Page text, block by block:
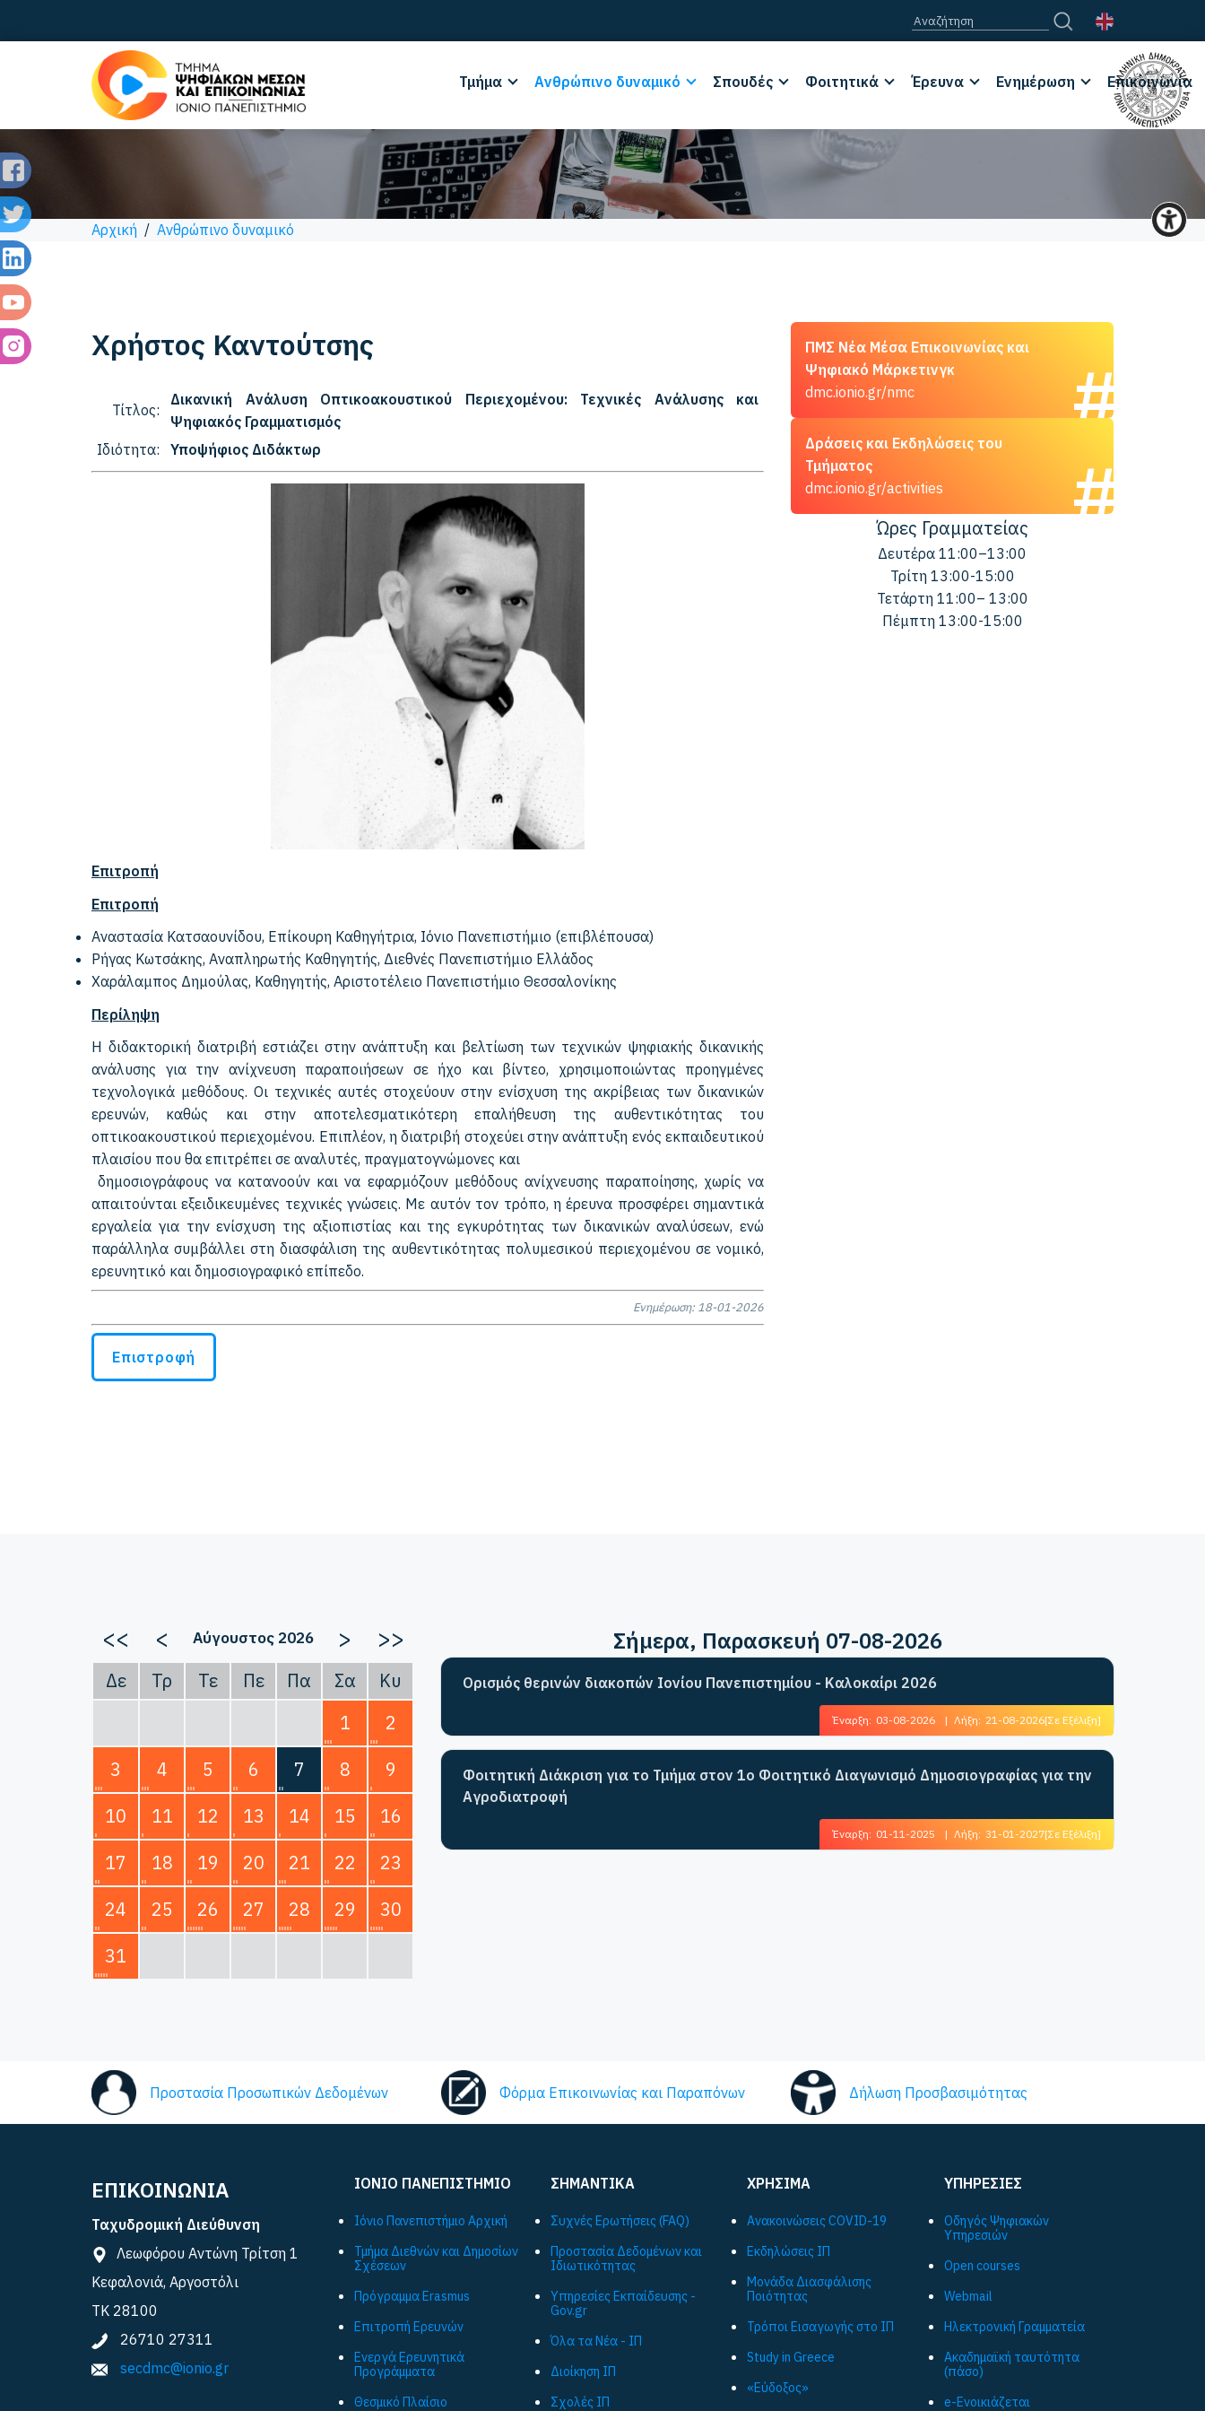
Τμήμα Ανθρώπινο δυναμικό Σπουδές Φοιτητικά Έρευνα Ενημέρωση Επικοινωνία
Αρχική / Ανθρώπινο δυναμικό
Χρήστος Καντούτσης
Τίτλος:
Δικανική Ανάλυση Οπτικοακουστικού Περιεχομένου: Τεχνικές Ανάλυσης και
Ψηφιακός Γραμματισμός
Ιδιότητα:
Υποψήφιος Διδάκτωρ
Επιτροπή
Επιτροπή
Αναστασία Κατσαουνίδου, Επίκουρη Καθηγήτρια, Ιόνιο Πανεπιστήμιο (επιβλέπουσα)
Ρήγας Κωτσάκης, Αναπληρωτής Καθηγητής, Διεθνές Πανεπιστήμιο Ελλάδος
Χαράλαμπος Δημούλας, Καθηγητής, Αριστοτέλειο Πανεπιστήμιο Θεσσαλονίκης
Περίληψη
Η διδακτορική διατριβή εστιάζει στην ανάπτυξη και βελτίωση των τεχνικών ψηφιακής δικανικής
ανάλυσης για την ανίχνευση παραποιήσεων σε ήχο και βίντεο, χρησιμοποιώντας προηγμένες
τεχνολογικά μεθόδους. Οι τεχνικές αυτές στοχεύουν στην ενίσχυση της ακρίβειας των δικανικών
ερευνών, καθώς και στην αποτελεσματικότερη επαλήθευση της αυθεντικότητας του
οπτικοακουστικού περιεχομένου. Επιπλέον, η διατριβή στοχεύει στην ανάπτυξη ενός εκπαιδευτικού
πλαισίου που θα επιτρέπει σε αναλυτές, πραγματογνώμονες και
δημοσιογράφους να κατανοούν και να εφαρμόζουν μεθόδους ανίχνευσης παραποίησης, χωρίς να
απαιτούνται εξειδικευμένες τεχνικές γνώσεις. Με αυτόν τον τρόπο, η έρευνα προσφέρει σημαντικά
εργαλεία για την ενίσχυση της αξιοπιστίας και της εγκυρότητας των δικανικών αναλύσεων, ενώ
παράλληλα συμβάλλει στη διασφάλιση της αυθεντικότητας πολυμεσικού περιεχομένου σε νομικό,
ερευνητικό και δημοσιογραφικό επίπεδο.
Ενημέρωση: 18-01-2026
Επιστροφή
ΠΜΣ Νέα Μέσα Επικοινωνίας και
Ψηφιακό Μάρκετινγκ
dmc.ionio.gr/nmc
Δράσεις και Εκδηλώσεις του
Τμήματος
dmc.ionio.gr/activities
Ώρες Γραμματείας
Δευτέρα 11:00–13:00
Τρίτη 13:00-15:00
Τετάρτη 11:00– 13:00
Πέμπτη 13:00-15:00
<< < Αύγουστος 2026 > >>
Δε Τρ Τε Πε Πα Σα
Κυ
1
2
3
4 5 6 7 8
9
10
11 12 13 14 15
16
17
18 19 20 21 22
23
24
25 26 27 28 29
30
31
Σήμερα, Παρασκευή 07-08-2026
Ορισμός θερινών διακοπών Ιονίου Πανεπιστημίου - Καλοκαίρι 2026
Έναρξη: 03-08-2026 | Λήξη: 21-08-2026[Σε Εξέλιξη]
Φοιτητική Διάκριση για το Τμήμα στον 1ο Φοιτητικό Διαγωνισμό Δημοσιογραφίας για την
Αγροδιατροφή
Έναρξη: 01-11-2025 | Λήξη: 31-01-2027[Σε Εξέλιξη]
Προστασία Προσωπικών Δεδομένων Φόρμα Επικοινωνίας και Παραπόνων Δήλωση Προσβασιμότητας
ΕΠΙΚΟΙΝΩΝΙΑ
Ταχυδρομική Διεύθυνση
Λεωφόρου Αντώνη Τρίτση 1
Κεφαλονιά, Αργοστόλι
ΤΚ 28100
26710 27311
secdmc@ionio.gr
ΙΟΝΙΟ ΠΑΝΕΠΙΣΤΗΜΙΟ
Ιόνιο Πανεπιστήμιο Αρχική
Τμήμα Διεθνών και Δημοσίων
Σχέσεων
Πρόγραμμα Εrasmus
Επιτροπή Ερευνών
Ενεργά Ερευνητικά
Προγράμματα
Θεσμικό Πλαίσιο
ΣΗΜΑΝΤΙΚΑ
Συχνές Ερωτήσεις (FAQ)
Προστασία Δεδομένων και
Ιδιωτικότητας
Υπηρεσίες Εκπαίδευσης -
Gov.gr
Όλα τα Νέα - ΙΠ
Διοίκηση ΙΠ
Σχολές ΙΠ
ΧΡΗΣΙΜΑ
Ανακοινώσεις COVID-19
Εκδηλώσεις ΙΠ
Μονάδα Διασφάλισης
Ποιότητας
Τρόποι Εισαγωγής στο ΙΠ
Study in Greece
«Εύδοξος»
ΥΠΗΡΕΣΙΕΣ
Οδηγός Ψηφιακών
Υπηρεσιών
Open courses
Webmail
Ηλεκτρονική Γραμματεία
Ακαδημαϊκή ταυτότητα
(πάσο)
e-Ενοικιάζεται